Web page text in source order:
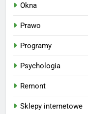
Okna
Prawo
Programy
Psychologia
Remont
Sklepy internetowe